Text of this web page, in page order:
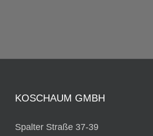
KOSCHAUM GMBH
Spalter Straße 37-39